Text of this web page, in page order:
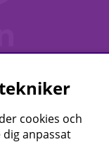
cookies och
anpassat